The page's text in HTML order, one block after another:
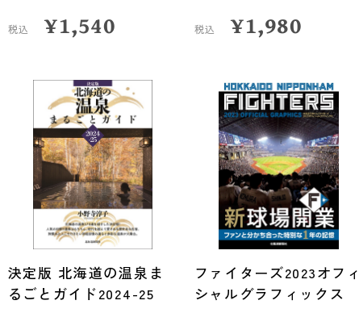
税込 ¥1,540 税込 ¥1,980
決定版 北海道の温泉ま
るごとガイド2024-25
ファイターズ2023オフィ
シャルグラフィックス